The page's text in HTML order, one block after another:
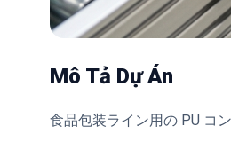
Mô Tả Dự Án
食品包装ライン用の PU コ